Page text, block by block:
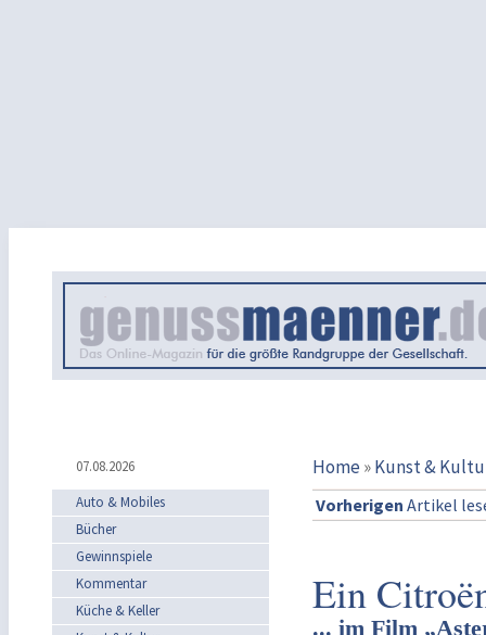
07.08.2026 Home»Kunst &
Auto & Mobiles
Bücher
Gewinnspiele
Kommentar
Küche & Keller
Vorherigen Artikel
Ein
... im Film